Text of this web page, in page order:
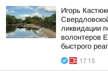
Игорь
ликвидации
волонтеров
быстрого
17:15